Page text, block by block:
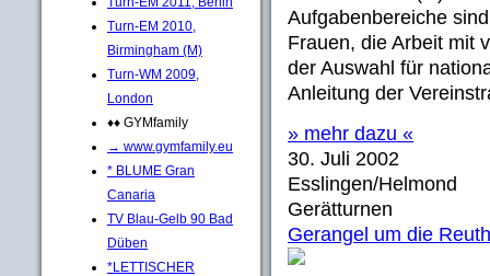
Turn-EM 2010,
Birmingham (M)
Turn-WM 2009,
London
♦♦ GYMfamily
→ www.gymfamily.eu
* BLUME Gran
Canaria
TV Blau-Gelb 90 Bad
Düben
*LETTISCHER
Aufgabenbereiche
Frauen, die Arbeit mit
der Auswahl für
Anleitung der
» mehr dazu «
30. Juli 2002
Esslingen/Helmond
Gerätturnen
Gerangel um die